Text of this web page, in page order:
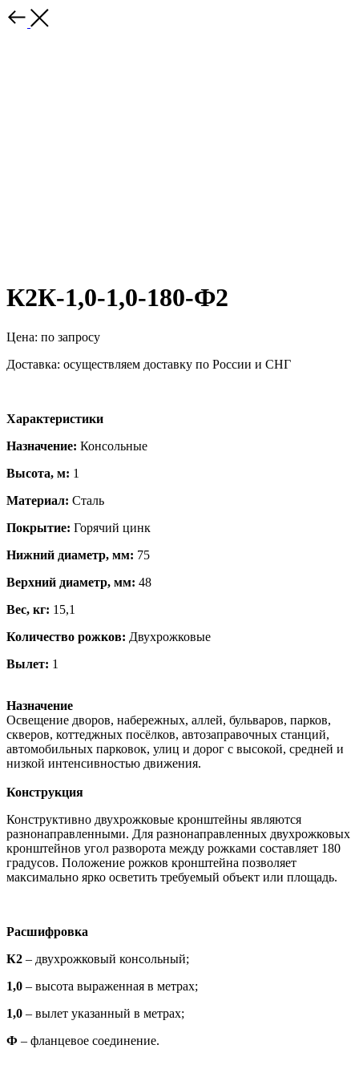
К2К-1,0-1,0-180-Ф2
Цена: по запросу
Доставка: осуществляем доставку по России и СНГ
Характеристики
Назначение: Консольные
Высота, м: 1
Материал: Сталь
Покрытие: Горячий цинк
Нижний диаметр, мм: 75
Верхний диаметр, мм: 48
Вес, кг: 15,1
Количество рожков: Двухрожковые
Вылет: 1
Назначение
Освещение дворов, набережных, аллей, бульваров, парков,
скверов, коттеджных посёлков, автозаправочных станций,
автомобильных парковок, улиц и дорог с высокой, средней и
низкой интенсивностью движения.
Конструкция
Конструктивно двухрожковые кронштейны являются
разнонаправленными. Для разнонаправленных двухрожковых
кронштейнов угол разворота между рожками составляет 180
градусов. Положение рожков кронштейна позволяет
максимально ярко осветить требуемый объект или площадь.
Расшифровка
К2 – двухрожковый консольный;
1,0 – высота выраженная в метрах;
1,0 – вылет указанный в метрах;
Ф – фланцевое соединение.